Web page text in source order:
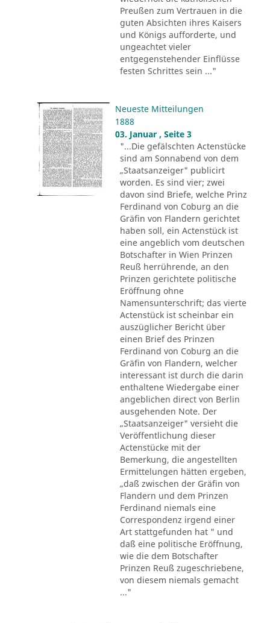
Preußen zum Vertrauen in die
guten Absichten ihres Kaisers
und Königs aufforderte, und
ungeachtet vieler
entgegenstehender Einflüsse
festen Schrittes sein ..."
Neueste Mitteilungen
1888
03. Januar , Seite 3
"...Die gefälschten Actenstücke
sind am Sonnabend von dem
„Staatsanzeiger" publicirt
worden. Es sind vier; zwei
davon sind Briefe, welche Prinz
Ferdinand von Coburg an die
Gräfin von Flandern gerichtet
haben soll, ein Actenstück ist
eine angeblich vom deutschen
Botschafter in Wien Prinzen
Reuß herrührende, an den
Prinzen gerichtete politische
Eröffnung ohne
Namensunterschrift; das vierte
Actenstück ist scheinbar ein
auszüglicher Bericht über
einen Brief des Prinzen
Ferdinand von Coburg an die
Gräfin von Flandern, welcher
interessant ist durch die darin
enthaltene Wiedergabe einer
angeblichen direct von Berlin
ausgehenden Note. Der
„Staatsanzeiger" versieht die
Veröffentlichung dieser
Actenstücke mit der
Bemerkung, die angestellten
Ermittelungen hätten ergeben,
„daß zwischen der Gräfin von
Flandern und dem Prinzen
Ferdinand niemals eine
Correspondenz irgend einer
Art stattgefunden hat " und
daß eine politische Eröffnung,
wie die dem Botschafter
Prinzen Reuß zugeschriebene,
von diesem niemals gemacht
..."